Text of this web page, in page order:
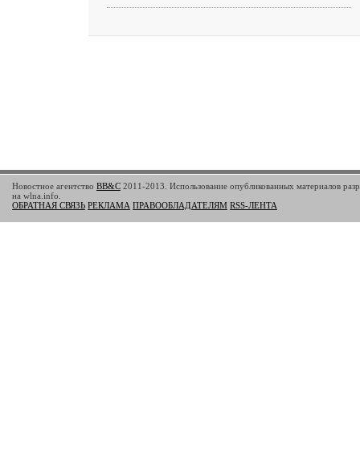
Новостное агентство BB&C 2011-2013. Использование опубликованных материалов
на wlna.info.
ОБРАТНАЯ СВЯЗЬ РЕКЛАМА ПРАВООБЛАДАТЕЛЯМ RSS-ЛЕНТА